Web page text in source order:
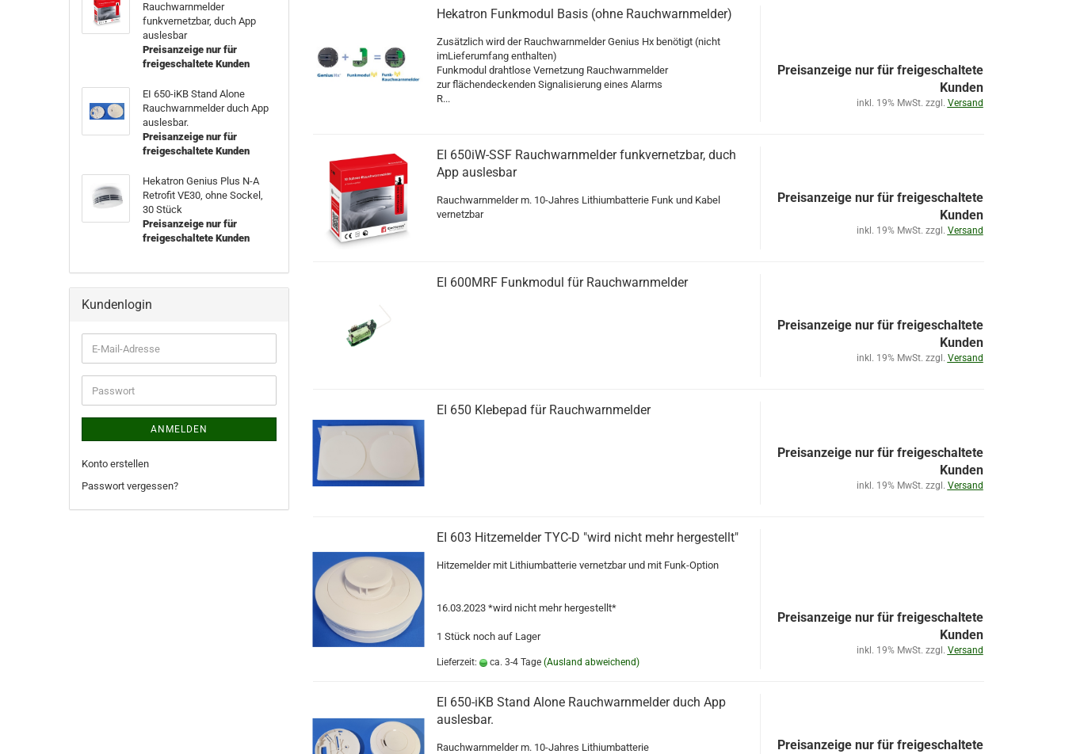
Hekatron Funkmodul Basis (ohne Rauchwarnmelder)
Zusätzlich wird der Rauchwarnmelder Genius Hx benötigt (nicht
imLieferumfang enthalten)
Funkmodul drahtlose Vernetzung Rauchwarnmelder
zur flächendeckenden Signalisierung eines Alarms
R...
Preisanzeige nur für freigeschaltete
Kunden
inkl. 19% MwSt. zzgl. Versand
EI 650iW-SSF Rauchwarnmelder funkvernetzbar, duch
App auslesbar
Rauchwarnmelder m. 10-Jahres Lithiumbatterie Funk und Kabel
vernetzbar
Preisanzeige nur für freigeschaltete
Kunden
inkl. 19% MwSt. zzgl. Versand
EI 600MRF Funkmodul für Rauchwarnmelder
Preisanzeige nur für freigeschaltete
Kunden
inkl. 19% MwSt. zzgl. Versand
EI 650 Klebepad für Rauchwarnmelder
Preisanzeige nur für freigeschaltete
Kunden
inkl. 19% MwSt. zzgl. Versand
EI 603 Hitzemelder TYC-D "wird nicht mehr hergestellt"
Hitzemelder mit Lithiumbatterie vernetzbar und mit Funk-Option
16.03.2023 *wird nicht mehr hergestellt*
1 Stück noch auf Lager
Lieferzeit: ca. 3-4 Tage (Ausland abweichend)
Preisanzeige nur für freigeschaltete
Kunden
inkl. 19% MwSt. zzgl. Versand
EI 650-iKB Stand Alone Rauchwarnmelder duch App
auslesbar.
Rauchwarnmelder m. 10-Jahres Lithiumbatterie
Preisanzeige nur für freigeschaltete
Rauchwarnmelder
funkvernetzbar, duch App
auslesbar
Preisanzeige nur für
freigeschaltete Kunden
EI 650-iKB Stand Alone
Rauchwarnmelder duch App
auslesbar.
Preisanzeige nur für
freigeschaltete Kunden
Hekatron Genius Plus N-A
Retrofit VE30, ohne Sockel,
30 Stück
Preisanzeige nur für
freigeschaltete Kunden
Kundenlogin
ANMELDEN
Konto erstellen
Passwort vergessen?